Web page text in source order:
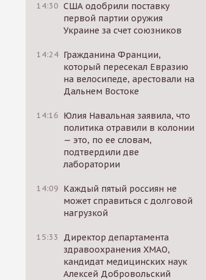
14:30 США одобрили поставку
первой партии оружия
Украине за счет союзников
14:24 Гражданина Франции,
который пересекал Евразию
на велосипеде, арестовали на
Дальнем Востоке
14:16 Юлия Навальная заявила, что
политика отравили в колонии
— это, по ее словам,
подтвердили две
лаборатории
14:09 Каждый пятый россиян не
может справиться с долговой
нагрузкой
15:33
Директор департамента
здравоохранения ХМАО,
кандидат медицинских наук
Алексей Добровольский